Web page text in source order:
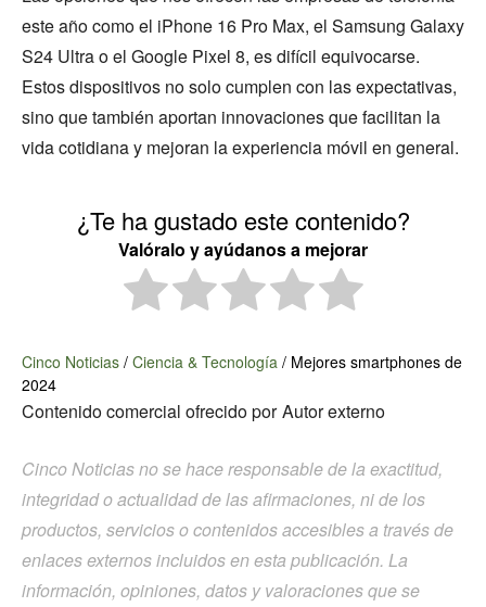
este año como el iPhone 16 Pro Max, el Samsung Galaxy
S24 Ultra o el Google Pixel 8, es difícil equivocarse.
Estos dispositivos no solo cumplen con las expectativas,
sino que también aportan innovaciones que facilitan la
vida cotidiana y mejoran la experiencia móvil en general.
¿Te ha gustado este contenido?
Valóralo y ayúdanos a mejorar
Cinco Noticias / Ciencia & Tecnología / Mejores smartphones de
2024
Contenido comercial ofrecido por Autor externo
Cinco Noticias no se hace responsable de la exactitud,
integridad o actualidad de las afirmaciones, ni de los
productos, servicios o contenidos accesibles a través de
enlaces externos incluidos en esta publicación. La
información, opiniones, datos y valoraciones que se